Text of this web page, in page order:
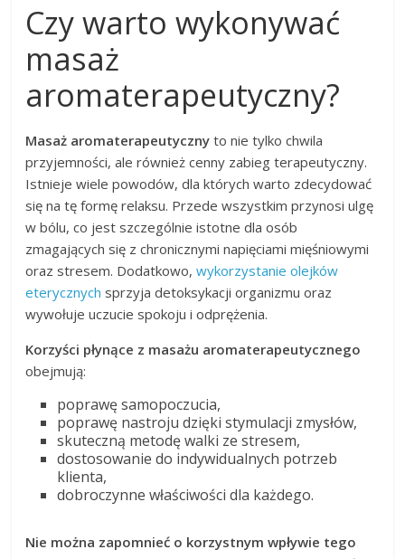
Czy warto wykonywać
masaż
aromaterapeutyczny?
Masaż aromaterapeutyczny to nie tylko chwila
przyjemności, ale również cenny zabieg terapeutyczny.
Istnieje wiele powodów, dla których warto zdecydować
się na tę formę relaksu. Przede wszystkim przynosi ulgę
w bólu, co jest szczególnie istotne dla osób
zmagających się z chronicznymi napięciami mięśniowymi
oraz stresem. Dodatkowo,wykorzystanie olejków
eterycznych sprzyja detoksykacji organizmu oraz
wywołuje uczucie spokoju i odprężenia.
Korzyści płynące z masażu aromaterapeutycznego
obejmują:
poprawę samopoczucia,
poprawę nastroju dzięki stymulacji zmysłów,
skuteczną metodę walki ze stresem,
dostosowanie do indywidualnych potrzeb
klienta,
dobroczynne właściwości dla każdego.
Nie można zapomnieć o korzystnym wpływie tego